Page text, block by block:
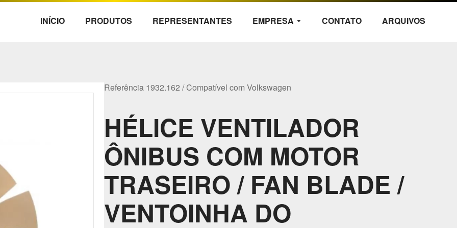
INÍCIO PRODUTOS REPRESENTANTES EMPRESA arrow_drop_down CONTATO ARQUIVOS
Referência 1932.162 / Compatível com Volkswagen
HÉLICE VENTILADOR
ÔNIBUS COM MOTOR
TRASEIRO / FAN BLADE /
VENTOINHA DO